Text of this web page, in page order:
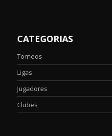
CATEGORIAS
Torneos
Ligas
Jugadores
Clubes